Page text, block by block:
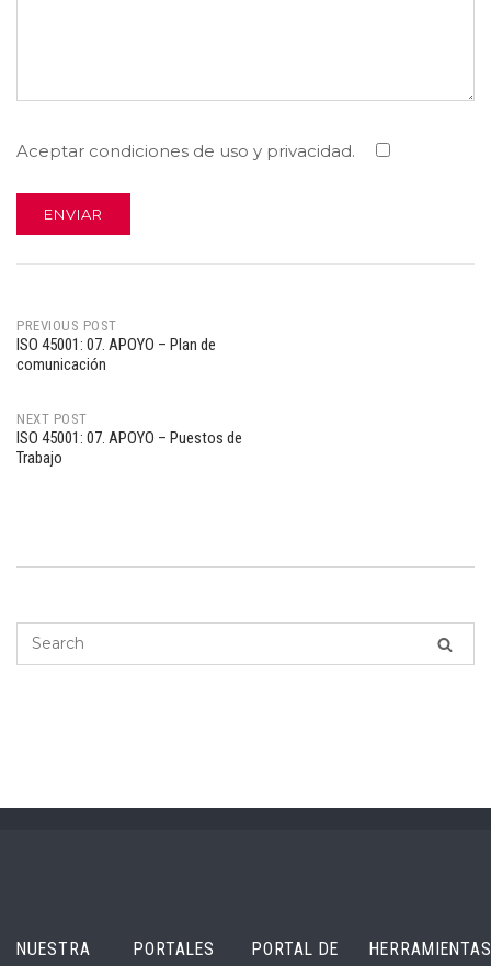
Aceptar condiciones de uso y privacidad.
Post
navigation
PREVIOUS POST
ISO 45001: 07. APOYO – Plan de
comunicación
NEXT POST
ISO 45001: 07. APOYO – Puestos de
Trabajo
NUESTRA
PORTALES
PORTAL DE